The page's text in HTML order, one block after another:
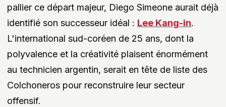
pallier ce départ majeur, Diego Simeone aurait déjà
identifié son successeur idéal : Lee Kang-in.
L'international sud-coréen de 25 ans, dont la
polyvalence et la créativité plaisent énormément
au technicien argentin, serait en tête de liste des
Colchoneros pour reconstruire leur secteur
offensif.